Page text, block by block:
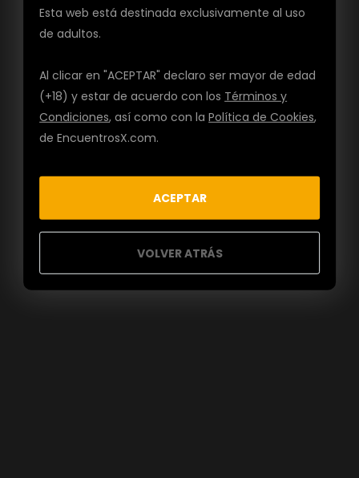
Esta web está destinada exclusivamente al uso
de adultos.
Al clicar en "ACEPTAR" declaro ser mayor de edad
(+18) y estar de acuerdo con los Términos y
Condiciones, así como con laPolítica de Cookies,
de EncuentrosX.com.
ACEPTAR
VOLVER ATRÁS